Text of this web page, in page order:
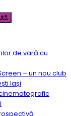
de vară cu
– un nou club
Iași